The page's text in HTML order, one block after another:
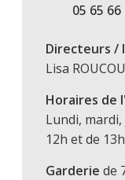
05 65 66
Directeurs
Lisa
Horaires de
Lundi,
12h et de
Garderie de